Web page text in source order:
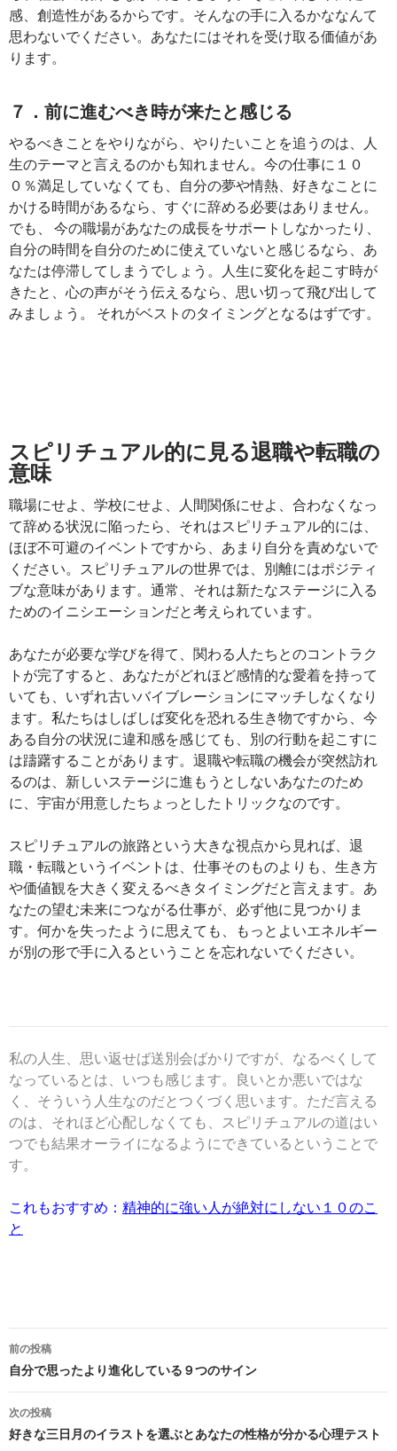
感、創造性があるからです。そんなの手に入るかななんて
思わないでください。あなたにはそれを受け取る価値があ
ります。
７．前に進むべき時が来たと感じる
やるべきことをやりながら、やりたいことを追うのは、人
生のテーマと言えるのかも知れません。今の仕事に１０
０％満足していなくても、自分の夢や情熱、好きなことに
かける時間があるなら、すぐに辞める必要はありません。
でも、 今の職場があなたの成長をサポートしなかったり、
自分の時間を自分のために使えていないと感じるなら、あ
なたは停滞してしまうでしょう。人生に変化を起こす時が
きたと、心の声がそう伝えるなら、思い切って飛び出して
みましょう。 それがベストのタイミングとなるはずです。
スピリチュアル的に見る退職や転職の
意味
職場にせよ、学校にせよ、人間関係にせよ、合わなくなっ
て辞める状況に陥ったら、それはスピリチュアル的には、
ほぼ不可避のイベントですから、あまり自分を責めないで
ください。スピリチュアルの世界では、別離にはポジティ
ブな意味があります。通常、それは新たなステージに入る
ためのイニシエーションだと考えられています。
あなたが必要な学びを得て、関わる人たちとのコントラク
トが完了すると、あなたがどれほど感情的な愛着を持って
いても、いずれ古いバイブレーションにマッチしなくなり
ます。私たちはしばしば変化を恐れる生き物ですから、今
ある自分の状況に違和感を感じても、別の行動を起こすに
は躊躇することがあります。退職や転職の機会が突然訪れ
るのは、新しいステージに進もうとしないあなたのため
に、宇宙が用意したちょっとしたトリックなのです。
スピリチュアルの旅路という大きな視点から見れば、退
職・転職というイベントは、仕事そのものよりも、生き方
や価値観を大きく変えるべきタイミングだと言えます。あ
なたの望む未来につながる仕事が、必ず他に見つかりま
す。何かを失ったように思えても、もっとよいエネルギー
が別の形で手に入るということを忘れないでください。
私の人生、思い返せば送別会ばかりですが、なるべくして
なっているとは、いつも感じます。良いとか悪いではな
く、そういう人生なのだとつくづく思います。ただ言える
のは、それほど心配しなくても、スピリチュアルの道はい
つでも結果オーライになるようにできているということで
す。
これもおすすめ： 精神的に強い人が絶対にしない１０のこ
と
投
稿
ナ
ビ
前の投稿
自分で思ったより進化している９つのサイン
次の投稿
好きな三日月のイラストを選ぶとあなたの性格が分かる心理テスト